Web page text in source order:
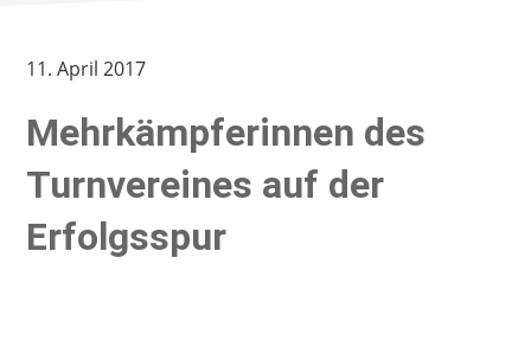
11. April 2017
Mehrkämpferinnen des
Turnvereines auf der
Erfolgsspur